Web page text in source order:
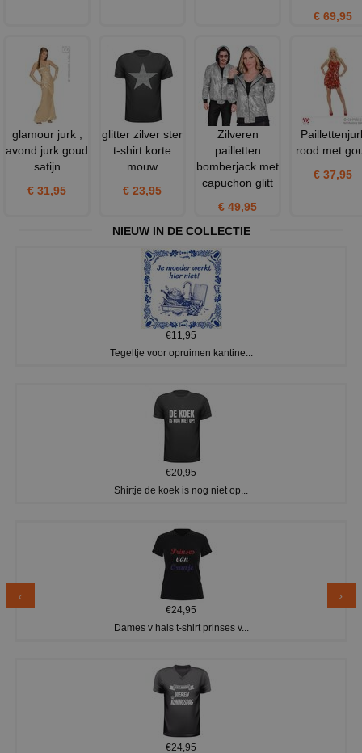
€ 69,95
glamour jurk ,
avond jurk goud
satijn
€ 31,95
glitter zilver ster
t-shirt korte
mouw
€ 23,95
Zilveren
pailletten
bomberjack met
capuchon glitt
€ 49,95
rood met
€ 37,95
NIEUW IN DE COLLECTIE
€11,95
Tegeltje voor opruimen kantine...
€20,95
Shirtje de koek is nog niet op...
€24,95
Dames v hals t-shirt prinses v...
€24,95